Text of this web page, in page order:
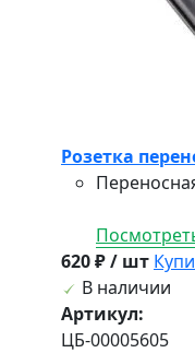
Розетка
620 ₽ / шт
В наличии
Артикул:
ЦБ-00005605